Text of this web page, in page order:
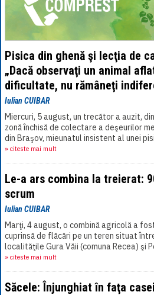
Pisica din ghenă şi lecţia de
„Dacă observaţi un animal
dificultate, nu rămâneţi
Iulian CUIBAR
Miercuri, 5 august, un trecător a auzit,
zonă închisă de colectare a deşeurilor
din Braşov, mieunatul insistent al unei
şi-a spus că „probabil va ieşi[...]
» citeste mai mult
Le-a ars combina la treierat:
scrum
Iulian CUIBAR
Marţi, 4 august, o combină agricolă a
cuprinsă de flăcări pe un teren situat
localităţile Gura Văii (comuna Recea) şi
(comuna Lisa). La faţa locului au
» citeste mai mult
Săcele: Înjunghiat în faţa casei